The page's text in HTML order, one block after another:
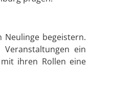
begeistern.
ein
ihren Rollen eine